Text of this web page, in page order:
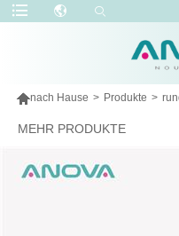
nach Hause > Produkte >
MEHR PRODUKTE